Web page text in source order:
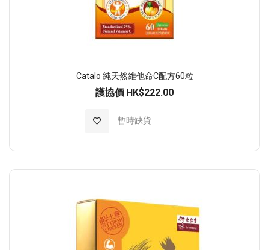
Catalo 純天然維他命C配方60粒
護協價 HK$222.00
暫時缺貨
加入至願望清單